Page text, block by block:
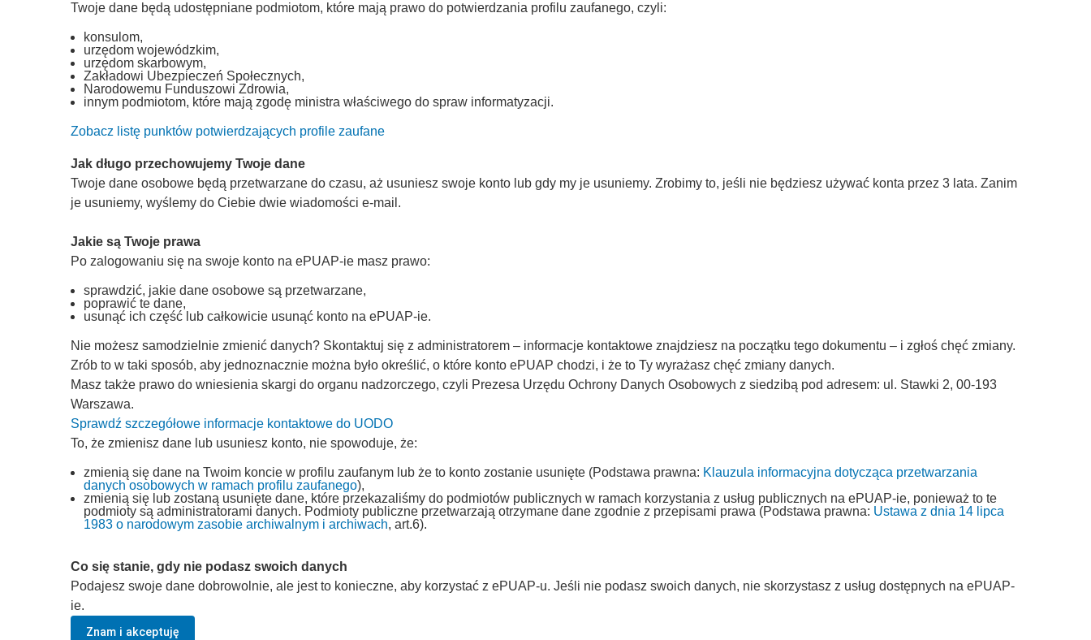
Twoje dane będą udostępniane podmiotom, które mają prawo do potwierdzania profilu zaufanego, czyli:
konsulom,
urzędom wojewódzkim,
urzędom skarbowym,
Zakładowi Ubezpieczeń Społecznych,
Narodowemu Funduszowi Zdrowia,
innym podmiotom, które mają zgodę ministra właściwego do spraw informatyzacji.
Zobacz listę punktów potwierdzających profile zaufane
Jak długo przechowujemy Twoje dane
Twoje dane osobowe będą przetwarzane do czasu, aż usuniesz swoje konto lub gdy my je usuniemy. Zrobimy to, jeśli nie będziesz używać konta przez 3 lata. Zanim
je usuniemy, wyślemy do Ciebie dwie wiadomości e-mail.
Jakie są Twoje prawa
Po zalogowaniu się na swoje konto na ePUAP-ie masz prawo:
sprawdzić, jakie dane osobowe są przetwarzane,
poprawić te dane,
usunąć ich część lub całkowicie usunąć konto na ePUAP-ie.
Nie możesz samodzielnie zmienić danych? Skontaktuj się z administratorem – informacje kontaktowe znajdziesz na początku tego dokumentu – i zgłoś chęć zmiany.
Zrób to w taki sposób, aby jednoznacznie można było określić, o które konto ePUAP chodzi, i że to Ty wyrażasz chęć zmiany danych.
Masz także prawo do wniesienia skargi do organu nadzorczego, czyli Prezesa Urzędu Ochrony Danych Osobowych z siedzibą pod adresem: ul. Stawki 2, 00-193
Warszawa.
Sprawdź szczegółowe informacje kontaktowe do UODO
To, że zmienisz dane lub usuniesz konto, nie spowoduje, że:
zmienią się dane na Twoim koncie w profilu zaufanym lub że to konto zostanie usunięte (Podstawa prawna: Klauzula informacyjna dotycząca przetwarzania
danych osobowych w ramach profilu zaufanego),
zmienią się lub zostaną usunięte dane, które przekazaliśmy do podmiotów publicznych w ramach korzystania z usług publicznych na ePUAP-ie, ponieważ to te
podmioty są administratorami danych. Podmioty publiczne przetwarzają otrzymane dane zgodnie z przepisami prawa (Podstawa prawna: Ustawa z dnia 14 lipca
1983 o narodowym zasobie archiwalnym i archiwach, art.6).
Co się stanie, gdy nie podasz swoich danych
Podajesz swoje dane dobrowolnie, ale jest to konieczne, aby korzystać z ePUAP-u. Jeśli nie podasz swoich danych, nie skorzystasz z usług dostępnych na ePUAP-
ie.
Znam i akceptuję